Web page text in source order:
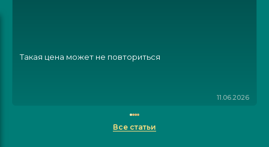
Такая цена может не повториться
11.06.2026
Все статьи